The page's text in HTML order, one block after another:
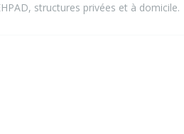
structures privées et à domicile.